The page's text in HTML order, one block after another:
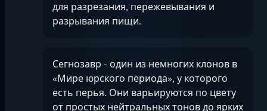
для разрезания, пережевывания и
разрывания пищи.
Сегнозавр - один из немногих клонов в
«Мире юрского периода», у которого
есть перья. Они варьируются по цвету
от простых нейтральных тонов до ярких